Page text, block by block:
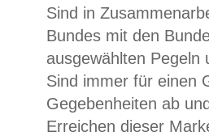
Sind in
Bundes mit den
ausgewählten
Sind immer für einen
Gegebenheiten ab
Erreichen dieser